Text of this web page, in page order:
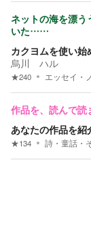
ネットの海を漂う
いた……
カクヨムを使い
烏川 ハル
★240 エッセイ・
作品を、読んで読
あなたの作品を
★134 詩・童話・